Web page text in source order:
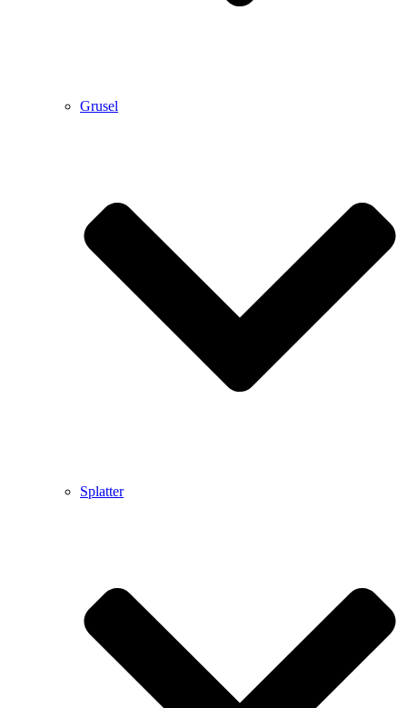
Grusel
Splatter